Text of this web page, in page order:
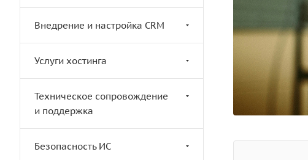
Внедрение и настройка CRM
Услуги хостинга
Техническое сопровождение
и поддержка
Безопасность ИС